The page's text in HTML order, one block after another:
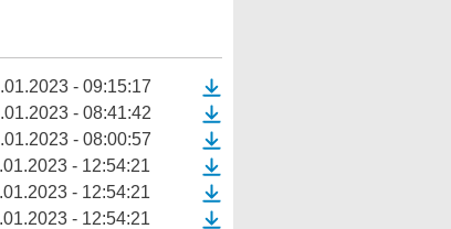
- 09:15:17
- 08:41:42
- 08:00:57
- 12:54:21
- 12:54:21
- 12:54:21